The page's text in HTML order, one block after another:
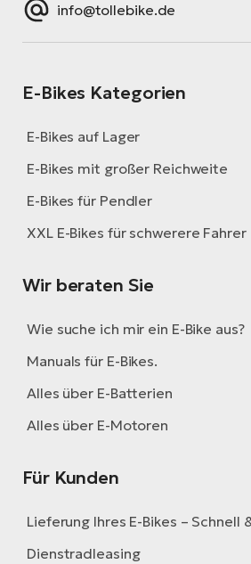
info@tollebike.de
E-Bikes Kategorien
E-Bikes auf Lager
E-Bikes mit großer Reichweite
E-Bikes für Pendler
XXL E-Bikes für schwerere Fahrer
Wir beraten Sie
Wie suche ich mir ein E-Bike aus?
Manuals für E-Bikes.
Alles über E-Batterien
Alles über E-Motoren
Für Kunden
Lieferung Ihres E-Bikes – Schnell
Dienstradleasing